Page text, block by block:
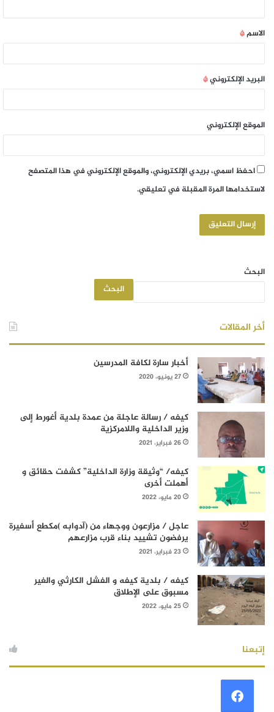
الاسم*
البريد الإلكتروني*
الموقع الإلكتروني
احفظ اسمي، بريدي الإلكتروني، والموقع الإلكتروني في هذا المتصفح
لاستخدامها المرة المقبلة في تعليقي.
البحث
البحث
أخر المقالات
أخبار سارة لكافة المدرسين
27 يونيو، 2020
كيفه / رسالة عاجلة من عمدة بلدية أغورط إلى
وزير الداخلية واللامركزية
26 فبراير، 2021
كيفه/ “وثيقة وزارة الداخلية” كشفت حقائق و
أهملت أخرى
20 مايو، 2022
عاجل / مزارعون ووجهاء من (آدوابه )مكطع أسفيرة
يرفضون تشييد بناء قرب مزارعهم
23 فبراير، 2021
كيفه / بلدية كيفه و الفشل الكارثي والغير
مسبوق على الإطلاق
25 مايو، 2022
إتبعنا